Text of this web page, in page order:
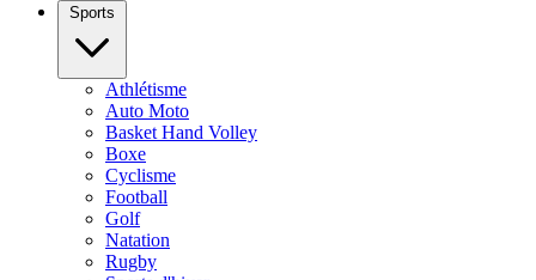
Sports
Athlétisme
Auto Moto
Basket Hand Volley
Boxe
Cyclisme
Football
Golf
Natation
Rugby